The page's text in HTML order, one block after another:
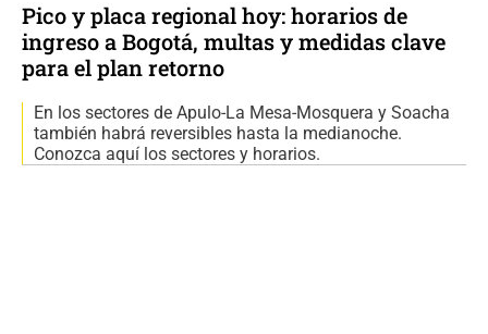
Pico y placa regional hoy: horarios de
ingreso a Bogotá, multas y medidas clave
para el plan retorno
En los sectores de Apulo-La Mesa-Mosquera y Soacha
también habrá reversibles hasta la medianoche.
Conozca aquí los sectores y horarios.